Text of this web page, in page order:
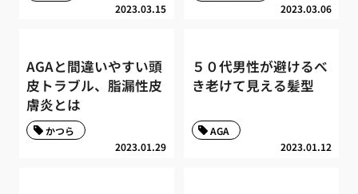
2023.03.15 2023.03.06
AGAと間違いやすい頭
皮トラブル、脂漏性皮
膚炎とは
2023.01.29
かつら
５０代男性が避けるべ
き老けて見える髪型
2023.01.12
AGA